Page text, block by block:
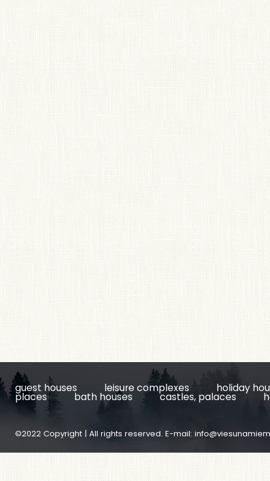
guest houses leisure complexes holiday
places bath houses castles, palaces
©2022 Copyright | All rights reserved. E-mail: